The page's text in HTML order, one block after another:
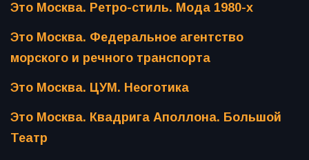
Это Москва. Ретро-стиль. Мода 1980-х
Это Москва. Федеральное агентство
морского и речного транспорта
Это Москва. ЦУМ. Неоготика
Это Москва. Квадрига Аполлона. Большой
Театр